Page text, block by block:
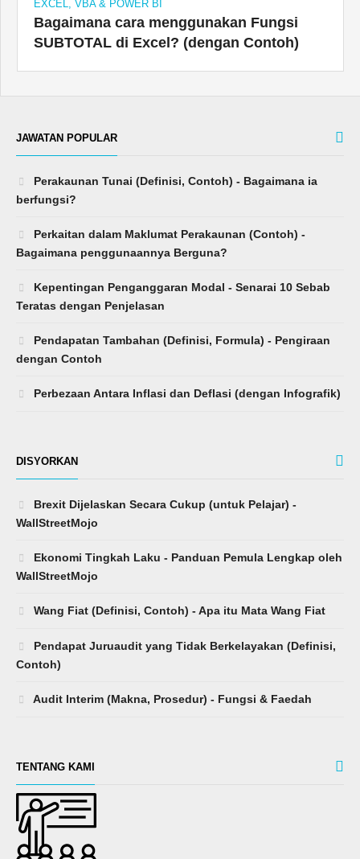
EXCEL, VBA & POWER BI
Bagaimana cara menggunakan Fungsi
SUBTOTAL di Excel? (dengan Contoh)
JAWATAN POPULAR
Perakaunan Tunai (Definisi, Contoh) - Bagaimana ia
berfungsi?
Perkaitan dalam Maklumat Perakaunan (Contoh) -
Bagaimana penggunaannya Berguna?
Kepentingan Penganggaran Modal - Senarai 10 Sebab
Teratas dengan Penjelasan
Pendapatan Tambahan (Definisi, Formula) - Pengiraan
dengan Contoh
Perbezaan Antara Inflasi dan Deflasi (dengan Infografik)
DISYORKAN
Brexit Dijelaskan Secara Cukup (untuk Pelajar) -
WallStreetMojo
Ekonomi Tingkah Laku - Panduan Pemula Lengkap oleh
WallStreetMojo
Wang Fiat (Definisi, Contoh) - Apa itu Mata Wang Fiat
Pendapat Juruaudit yang Tidak Berkelayakan (Definisi,
Contoh)
Audit Interim (Makna, Prosedur) - Fungsi & Faedah
TENTANG KAMI